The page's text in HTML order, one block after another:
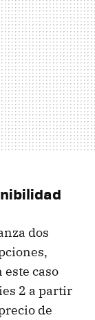
dos
este caso
2 a partir
de